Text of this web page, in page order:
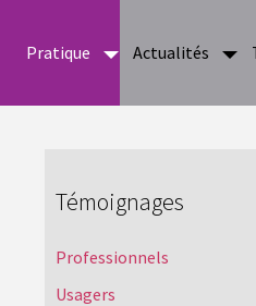
Pratique Actualités
Témoignages
Professionnels
Usagers